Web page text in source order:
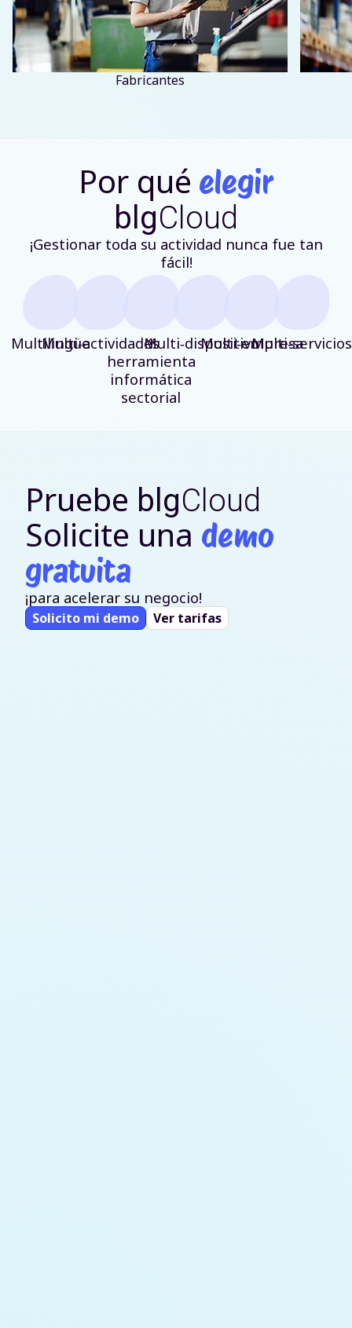
Fabricantes
Por qué elegir
blgCloud
¡Gestionar toda su actividad nunca fue tan
fácil!
Multilingüe
Multi‑actividades
1
herramienta
informática
sectorial
Multi‑dispositivo
Multi‑empresaMulti‑servicios
Pruebe blgCloud
Solicite una demo
gratuita
¡para acelerar su negocio!
Solicito mi demo Ver tarifas